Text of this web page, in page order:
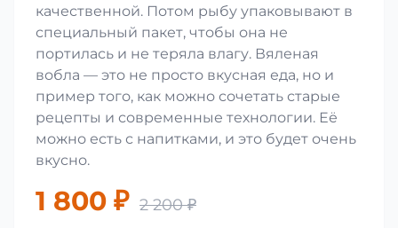
качественной. Потом рыбу упаковывают в
специальный пакет, чтобы она не
портилась и не теряла влагу. Вяленая
вобла — это не просто вкусная еда, но и
пример того, как можно сочетать старые
рецепты и современные технологии. Её
можно есть с напитками, и это будет очень
вкусно.
1 800 ₽ 2 200 ₽